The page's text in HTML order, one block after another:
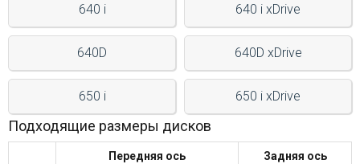
Сб-
9:00
640 i 640 i xDrive
640D 640D xDrive
650 i 650 i xDrive
Подходящие размеры дисков
Передняя ось Задняя ось